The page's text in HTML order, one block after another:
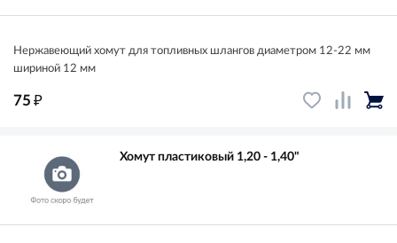
Нержавеющий хомут для топливных шлангов диаметром 12-22 мм
шириной 12 мм
75₽
Хомут пластиковый 1,20 - 1,40"